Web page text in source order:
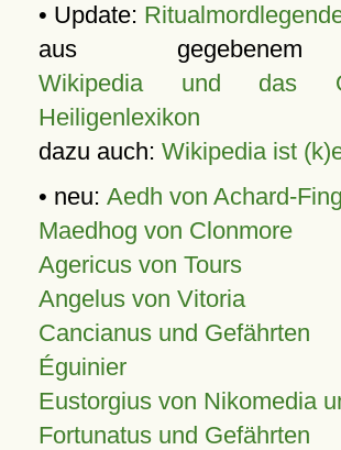
• Update:
aus
Wikipedia und das
Heiligenlexikon
dazu auch: Wikipedia ist
• neu: Aedh von Achard-
Maedhog von Clonmore
Agericus von Tours
Angelus von Vitoria
Cancianus und Gefährten
Éguinier
Eustorgius von Nikomedia
Fortunatus und Gefährten